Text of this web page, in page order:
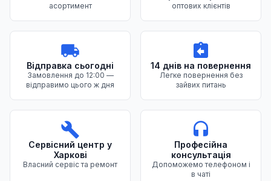
асортимент
оптових клієнтів
Відправка сьогодні
Замовлення до 12:00 —
відправимо цього ж дня
14 днів на повернення
Легке повернення без
зайвих питань
Сервісний центр у
Харкові
Власний сервіс та ремонт
Професійна
консультація
Допоможемо телефоном і
в чаті